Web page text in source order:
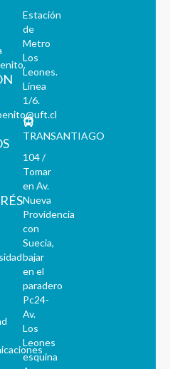
Estación
de
Metro
Los
Leones.
Línea
1/6.
TRANSANTIAGO
104 /
Tomar
en Av.
Nueva
Providencia
con
Suecia,
bajar
en el
paradero
Pc24-
Av.
Los
Leones
esquina